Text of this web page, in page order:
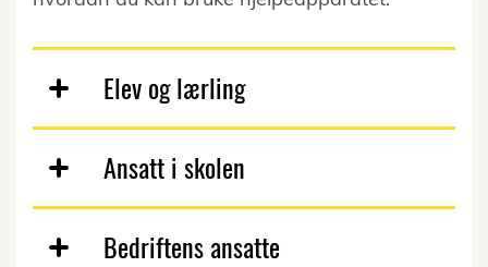
Elev og lærling
Ansatt i skolen
Bedriftens ansatte